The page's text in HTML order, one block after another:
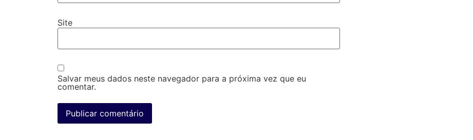
Site
Salvar meus dados neste navegador para a próxima vez que eu
comentar.